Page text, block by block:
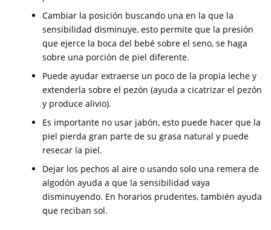
Cambiar la posición buscando una en la que la
sensibilidad disminuye, esto permite que la presión
que ejerce la boca del bebé sobre el seno, se haga
sobre una porción de piel diferente.
Puede ayudar extraerse un poco de la propia leche y
extenderla sobre el pezón (ayuda a cicatrizar el pezón
y produce alivio).
Es importante no usar jabón, esto puede hacer que la
piel pierda gran parte de su grasa natural y puede
resecar la piel.
Dejar los pechos al aire o usando solo una remera de
algodón ayuda a que la sensibilidad vaya
disminuyendo. En horarios prudentes, también ayuda
que reciban sol.